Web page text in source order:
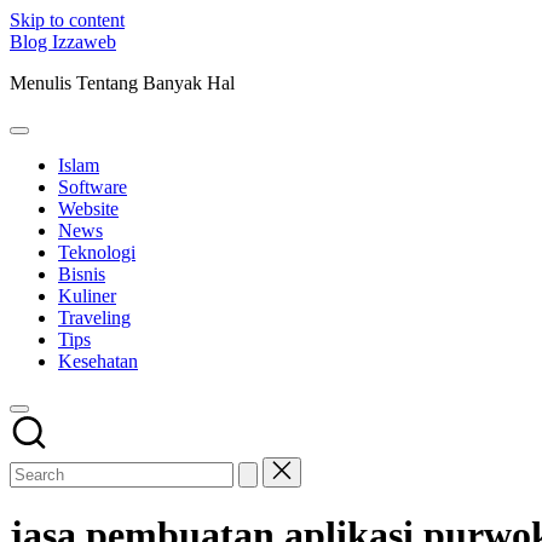
Skip to content
Blog Izzaweb
Menulis Tentang Banyak Hal
Islam
Software
Website
News
Teknologi
Bisnis
Kuliner
Traveling
Tips
Kesehatan